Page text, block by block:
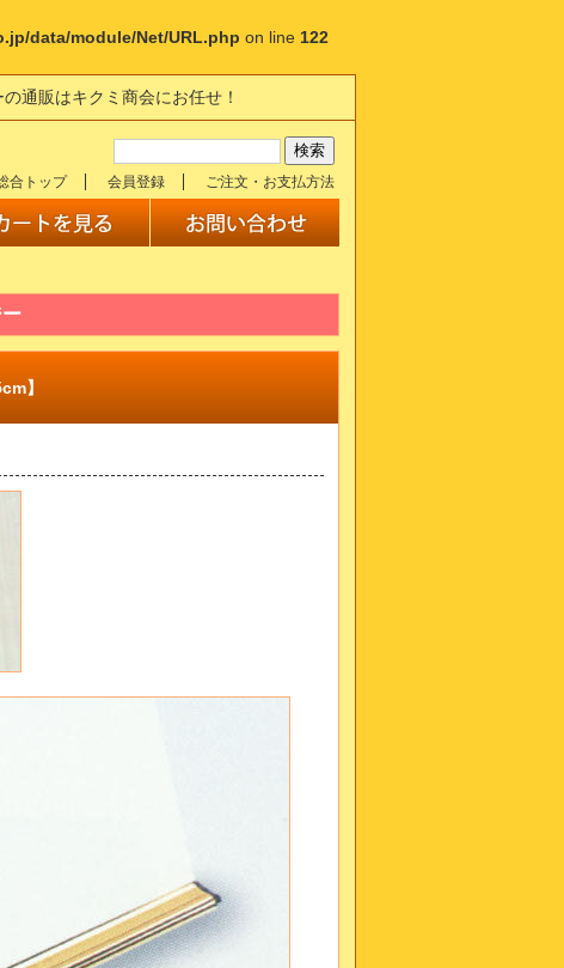
data/module/Net/URL.php on line 122
通販はキクミ商会にお任せ！
合トップ 会員登録 ご注文・お支払方法
】